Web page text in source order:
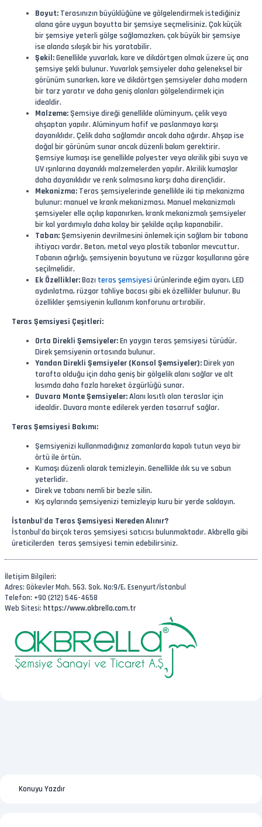
Boyut: Terasınızın büyüklüğüne ve gölgelendirmek istediğiniz
alana göre uygun boyutta bir şemsiye seçmelisiniz. Çok küçük
bir şemsiye yeterli gölge sağlamazken, çok büyük bir şemsiye
ise alanda sıkışık bir his yaratabilir.
Şekil:Genellikle yuvarlak, kare ve dikdörtgen olmak üzere üç ana
şemsiye şekli bulunur. Yuvarlak şemsiyeler daha geleneksel bir
görünüm sunarken, kare ve dikdörtgen şemsiyeler daha modern
bir tarz yaratır ve daha geniş alanları gölgelendirmek için
idealdir.
Malzeme:Şemsiye direği genellikle alüminyum, çelik veya
ahşaptan yapılır. Alüminyum hafif ve paslanmaya karşı
dayanıklıdır. Çelik daha sağlamdır ancak daha ağırdır. Ahşap ise
doğal bir görünüm sunar ancak düzenli bakım gerektirir.
Şemsiye kumaşı ise genellikle polyester veya akrilik gibi suya ve
UV ışınlarına dayanıklı malzemelerden yapılır. Akrilik kumaşlar
daha dayanıklıdır ve renk solmasına karşı daha dirençlidir.
Mekanizma: Teras şemsiyelerinde genellikle iki tip mekanizma
bulunur: manuel ve krank mekanizması. Manuel mekanizmalı
şemsiyeler elle açılıp kapanırken, krank mekanizmalı şemsiyeler
bir kol yardımıyla daha kolay bir şekilde açılıp kapanabilir.
Taban:Şemsiyenin devrilmesini önlemek için sağlam bir tabana
ihtiyacı vardır. Beton, metal veya plastik tabanlar mevcuttur.
Tabanın ağırlığı, şemsiyenin boyutuna ve rüzgar koşullarına göre
seçilmelidir.
Ek Özellikler:Bazı teras şemsiyesiürünlerinde eğim ayarı, LED
aydınlatma, rüzgar tahliye bacası gibi ek özellikler bulunur. Bu
özellikler şemsiyenin kullanım konforunu artırabilir.
Teras Şemsiyesi Çeşitleri:
Orta Direkli Şemsiyeler:En yaygın teras şemsiyesi türüdür.
Direk şemsiyenin ortasında bulunur.
Yandan Direkli Şemsiyeler (Konsol Şemsiyeler):Direk yan
tarafta olduğu için daha geniş bir gölgelik alanı sağlar ve alt
kısımda daha fazla hareket özgürlüğü sunar.
Duvara Monte Şemsiyeler:Alanı kısıtlı olan teraslar için
idealdir. Duvara monte edilerek yerden tasarruf sağlar.
Teras Şemsiyesi Bakımı:
Şemsiyenizi kullanmadığınız zamanlarda kapalı tutun veya bir
örtü ile örtün.
Kumaşı düzenli olarak temizleyin. Genellikle ılık su ve sabun
yeterlidir.
Direk ve tabanı nemli bir bezle silin.
Kış aylarında şemsiyenizi temizleyip kuru bir yerde saklayın.
İstanbul'da Teras Şemsiyesi Nereden Alınır?
İstanbul'da birçok teras şemsiyesi satıcısı bulunmaktadır. Akbrella gibi
üreticilerden teras şemsiyesi temin edebilirsiniz.
İletişim Bilgileri:
Adres: Gökevler Mah. 563. Sok. No:9/E, Esenyurt/İstanbul
Telefon: +90 (212) 546-4658
Web Sitesi: https://www.akbrella.com.tr
Konuyu Yazdır